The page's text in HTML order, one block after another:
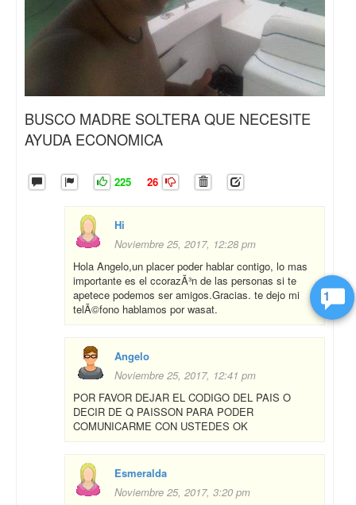
1
BUSCO MADRE SOLTERA QUE NECESITE
AYUDA ECONOMICA
225 26
Hi
Noviembre 25, 2017, 12:28 pm
Hola Angelo,un placer poder hablar contigo, lo mas
importante es el ccorazÃ³n de las personas si te
apetece podemos ser amigos.Gracias. te dejo mi
telÃ©fono hablamos por wasat.
Angelo
Noviembre 25, 2017, 12:41 pm
POR FAVOR DEJAR EL CODIGO DEL PAIS O
DECIR DE Q PAISSON PARA PODER
COMUNICARME CON USTEDES OK
Esmeralda
Noviembre 25, 2017, 3:20 pm